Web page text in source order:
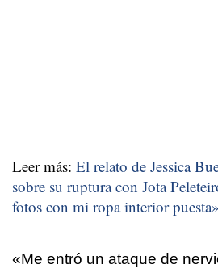
Leer más: El relato de Jessica
sobre su ruptura con Jota
fotos con mi ropa interior puesta»
«Me entró un ataque de